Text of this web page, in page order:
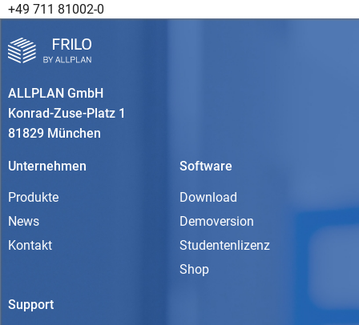
+49 711 81002-0
ALLPLAN GmbH
Konrad-Zuse-Platz 1
81829 München
Unternehmen
Produkte
News
Kontakt
Software
Download
Demoversion
Studentenlizenz
Shop
Support